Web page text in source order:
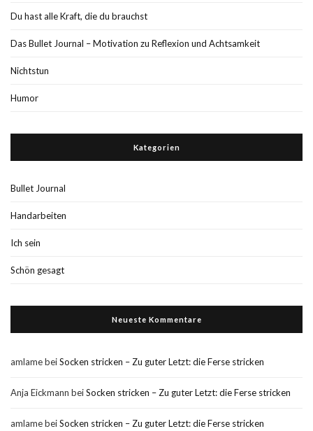
Du hast alle Kraft, die du brauchst
Das Bullet Journal – Motivation zu Reflexion und Achtsamkeit
Nichtstun
Humor
Kategorien
Bullet Journal
Handarbeiten
Ich sein
Schön gesagt
Neueste Kommentare
amlamebeiSocken stricken – Zu guter Letzt: die Ferse stricken
Anja Eickmann beiSocken stricken – Zu guter Letzt: die Ferse stricken
amlamebeiSocken stricken – Zu guter Letzt: die Ferse stricken